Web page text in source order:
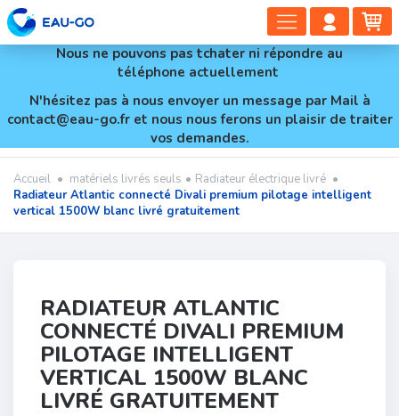
Nous ne pouvons pas tchater ni répondre au
téléphone actuellement
N'hésitez pas à nous envoyer un message par Mail à
contact@eau-go.fr et nous nous ferons un plaisir de traiter
vos demandes.
DÉPLIER
LA
Accueil • matériels livrés seuls • Radiateur électrique livré •
Radiateur Atlantic connecté Divali premium pilotage intelligent
vertical 1500W blanc livré gratuitement
RADIATEUR ATLANTIC
CONNECTÉ DIVALI PREMIUM
PILOTAGE INTELLIGENT
VERTICAL 1500W BLANC
LIVRÉ GRATUITEMENT